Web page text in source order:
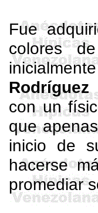
Fue
colores
Rodríguez
con un
que
inicio de
hacerse
promediar